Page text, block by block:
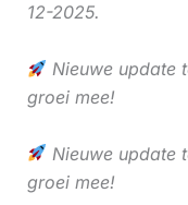
12-2025.
Nieuwe update
groei mee!
Nieuwe update
groei mee!